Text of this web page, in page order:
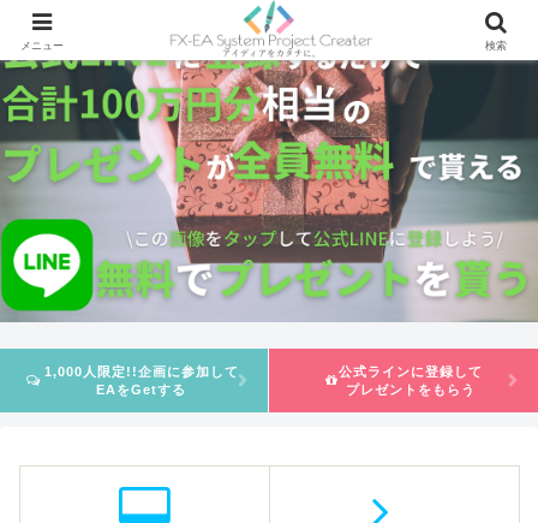
1,000人限定!!企画に参加して
EAをGetする
公式ラインに登録して
プレゼントをもらう
メニュー 検索